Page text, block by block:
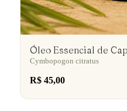
Óleo Essencial de
Cymbopogon citratus
R$ 45,00